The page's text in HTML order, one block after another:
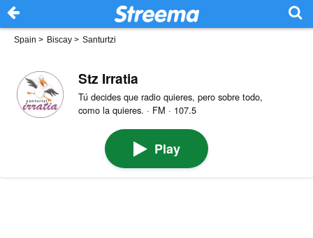
Spain > Biscay > Santurtzi
Stz Irratia
Tú decides que radio quieres, pero sobre todo,
como la quieres. · FM · 107.5
Play